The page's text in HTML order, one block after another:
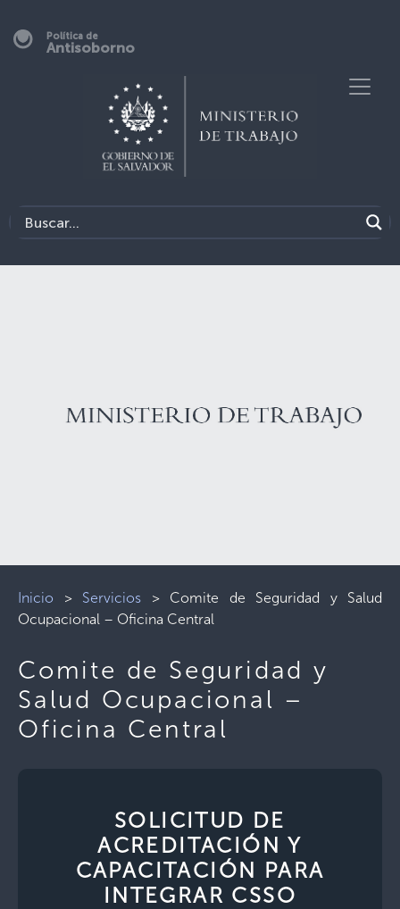
Política de
Antisoborno
Inicio > Servicios > Comite de Seguridad y Salud
Ocupacional – Oficina Central
Comite de Seguridad y
Salud Ocupacional –
Oficina Central
SOLICITUD DE
ACREDITACIÓN Y
CAPACITACIÓN PARA
INTEGRAR CSSO